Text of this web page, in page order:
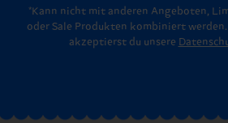
*Kann nicht mit anderen Angeboten,
oder Sale Produkten kombiniert
akzeptierst du unsere